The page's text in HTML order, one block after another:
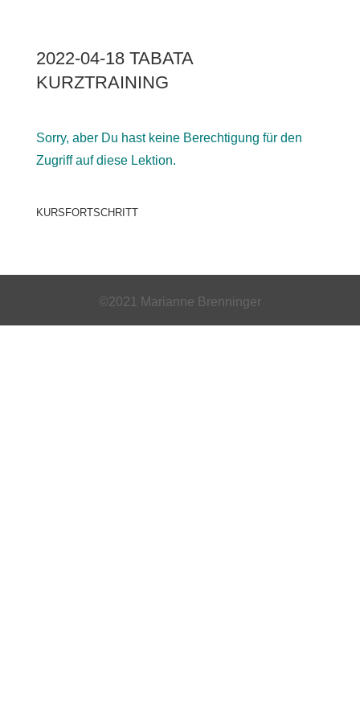
2022-04-18 TABATA
KURZTRAINING
Sorry, aber Du hast keine Berechtigung für den
Zugriff auf diese Lektion.
KURSFORTSCHRITT
©2021 Marianne Brenninger